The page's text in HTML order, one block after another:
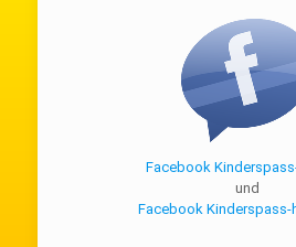
Facebook
und
Facebook Kinderspass-